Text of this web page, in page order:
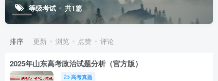
等级考试 共1篇
排序 更新 浏览 点赞 评论
2025年山东高考政治试题分析（官方版）
高考真题